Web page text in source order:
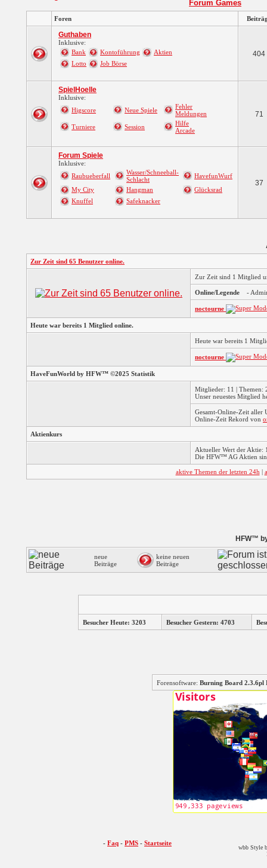
Forum Games
Foren
Guthaben
Inklusive:
Bank
Kontoführung
Aktien
Lotto
Job Börse
404
SpielHoelle
Inklusive:
Higscore
Neue Spiele
Fehler
Meldungen
Turniere
Session
Hilfe
Arcade
71
Forum Spiele
Inklusive:
Raubueberfall
Wasser/Schneeball-
Schlacht
HavefunWurf
My City
Hangman
Glücksrad
Knuffel
Safeknacker
37
Zur Zeit sind 65 Benutzer online.
Zur Zeit sind 1 Mitglied
Online/Legende -
noctourne
Heute war bereits 1 Mitglied online.
Heute war bereits 1
noctourne
HaveFunWorld by HFW™ ©2025 Statistik
Mitglieder: 11 | Themen:
Unser neuestes Mitglied
Gesamt-Online-Zeit aller
Online-Zeit Rekord von
Aktienkurs
Aktueller Wert der Aktie:
Die HFW™ AG Aktien
aktive Themen der letzten 24h |
HFW™
neue
Beiträge
keine neuen
Beiträge
Besucher Heute: 3203 Besucher Gestern: 4703
Forensoftware: Burning Board
- Faq - PMS - Startseite
wbb Style